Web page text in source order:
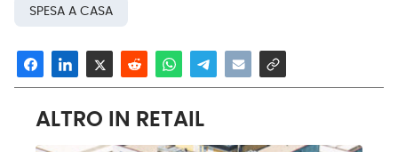
SPESA A CASA
ALTRO IN RETAIL